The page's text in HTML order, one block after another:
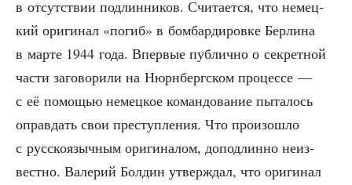
в отсут­ствии под­лин­ни­ков. Счи­та­ет­ся, что немец­
кий ори­ги­нал «погиб» в бом­бар­ди­ров­ке Бер­ли­на
в мар­те 1944 года. Впер­вые пуб­лич­но о сек­рет­ной
части заго­во­ри­ли на Нюрн­берг­ском про­цес­се —
с её помо­щью немец­кое коман­до­ва­ние пыта­лось
оправ­дать свои пре­ступ­ле­ния. Что про­изо­шло
с рус­ско­языч­ным ори­ги­на­лом, допод­лин­но неиз­
вест­но. Вале­рий Бол­дин утвер­ждал, что ори­ги­нал